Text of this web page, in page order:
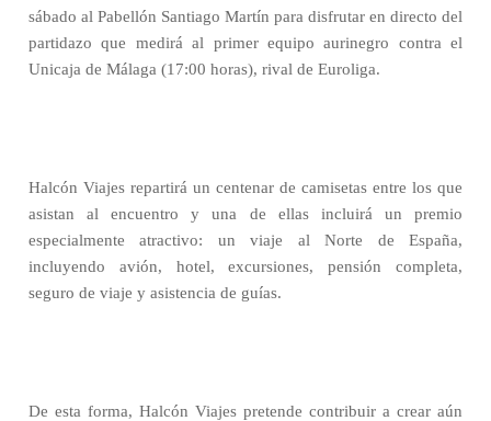
sábado al Pabellón Santiago Martín para disfrutar en directo del
partidazo que medirá al primer equipo aurinegro contra el
Unicaja de Málaga (17:00 horas), rival de Euroliga.
Halcón Viajes repartirá un centenar de camisetas entre los que
asistan al encuentro y una de ellas incluirá un premio
especialmente atractivo: un viaje al Norte de España,
incluyendo avión, hotel, excursiones, pensión completa,
seguro de viaje y asistencia de guías.
De esta forma, Halcón Viajes pretende contribuir a crear aún